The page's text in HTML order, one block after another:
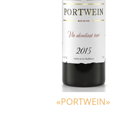
«PORTWEIN»